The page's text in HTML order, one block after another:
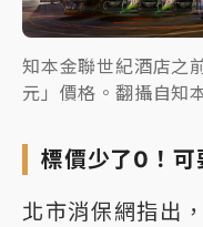
知本金聯世紀酒店之
元」價格。翻攝自知
標價少了0！可
北市消保網指出